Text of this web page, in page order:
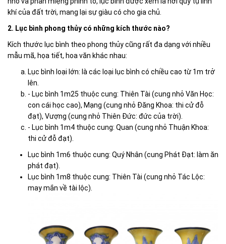
khí của đất trời, mang lại sự giàu có cho gia chủ.
2. Lục bình phong thủy có những kích thước nào?
Kích thước lục bình theo phong thủy cũng rất đa dạng với nhiều
mẫu mã, họa tiết, hoa văn khác nhau:
Lục bình loại lớn: là các loại lục bình có chiều cao từ 1m trở
lên.
- Lục bình 1m25 thuộc cung: Thiên Tài (cung nhỏ Văn Học:
con cái học cao), Mạng (cung nhỏ Đăng Khoa: thi cử đỗ
đạt), Vượng (cung nhỏ Thiên Đức: đức của trời).
- Lục bình 1m4 thuộc cung: Quan (cung nhỏ Thuận Khoa:
thi cử đỗ đạt).
Lục bình 1m6 thuộc cung: Quý Nhân (cung Phát Đạt: làm ăn
phát đạt).
Lục bình 1m8 thuộc cung: Thiên Tài (cung nhỏ Tác Lộc:
may mắn về tài lộc).